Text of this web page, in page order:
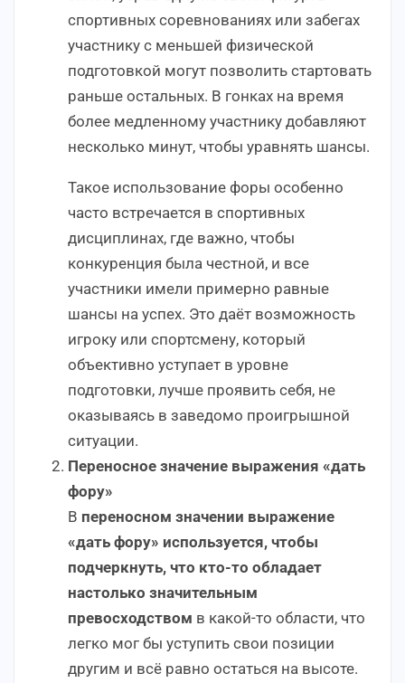
спортивных соревнованиях или забегах
участнику с меньшей физической
подготовкой могут позволить стартовать
раньше остальных. В гонках на время
более медленному участнику добавляют
несколько минут, чтобы уравнять шансы.
Такое использование форы особенно
часто встречается в спортивных
дисциплинах, где важно, чтобы
конкуренция была честной, и все
участники имели примерно равные
шансы на успех. Это даёт возможность
игроку или спортсмену, который
объективно уступает в уровне
подготовки, лучше проявить себя, не
оказываясь в заведомо проигрышной
ситуации.
Переносное значение выражения «дать
фору»
В переносном значении выражение
«дать фору» используется, чтобы
подчеркнуть, что кто-то обладает
настолько значительным
превосходством в какой-то области, что
легко мог бы уступить свои позиции
другим и всё равно остаться на высоте.